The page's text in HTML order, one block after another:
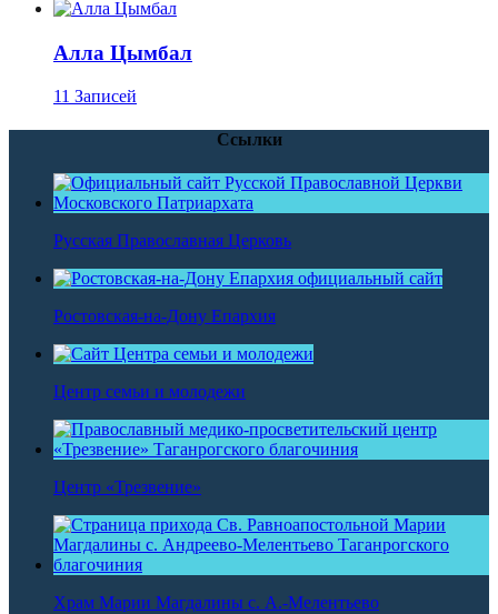
Алла Цымбал
11 Записей
Ссылки
Русская Православная Церковь
Ростовская-на-Дону Епархия
Центр семьи и молодежи
Центр «Трезвение»
Храм Марии Магдалины с. А.-Мелентьево